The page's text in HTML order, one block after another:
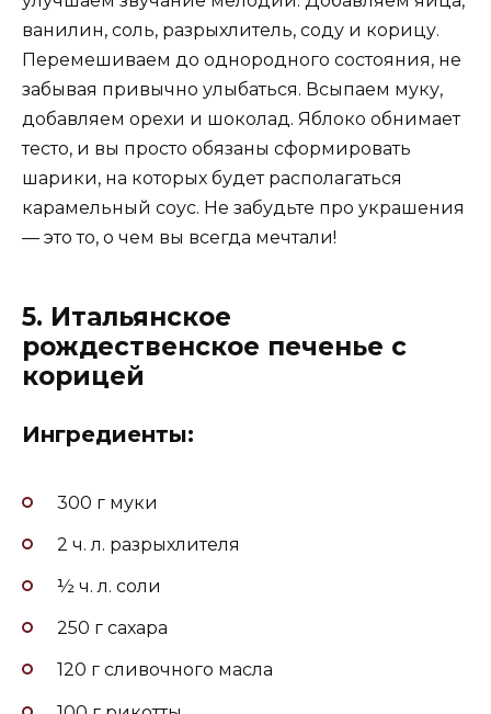
ванилин, соль, разрыхлитель, соду и корицу.
Перемешиваем до однородного состояния, не
забывая привычно улыбаться. Всыпаем муку,
добавляем орехи и шоколад. Яблоко обнимает
тесто, и вы просто обязаны сформировать
шарики, на которых будет располагаться
карамельный соус. Не забудьте про украшения
— это то, о чем вы всегда мечтали!
5. Итальянское
рождественское печенье с
корицей
Ингредиенты:
300 г муки
2 ч. л. разрыхлителя
½ ч. л. соли
250 г сахара
120 г сливочного масла